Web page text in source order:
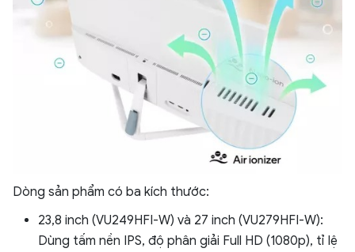
Dòng sản phẩm có ba kích thước:
23,8 inch (VU249HFI-W) và 27 inch (VU279HFI-W):
Dùng tấm nền IPS, độ phân giải Full HD (1080p), tỉ lệ